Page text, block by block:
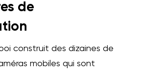
de
construit des dizaines de
mobiles qui sont